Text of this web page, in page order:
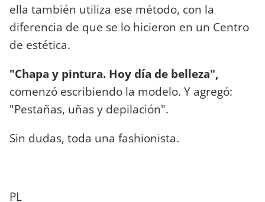
ella también utiliza ese método, con la
diferencia de que se lo hicieron en un Centro
de estética.
"Chapa y pintura. Hoy día de belleza",
comenzó escribiendo la modelo. Y agregó:
"Pestañas, uñas y depilación".
Sin dudas, toda una fashionista.
PL